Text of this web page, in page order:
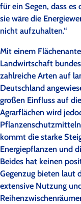
für ein Segen, dass
sie wäre die
nicht aufzuhalten.“
Mit einem
Landwirtschaft
zahlreiche Arten auf
Deutschland
großen Einfluss auf
Agrarflächen wird
kommt die starke
Energiepflanzen und
Beides hat keinen
Gegenzug bieten laut
extensive Nutzung